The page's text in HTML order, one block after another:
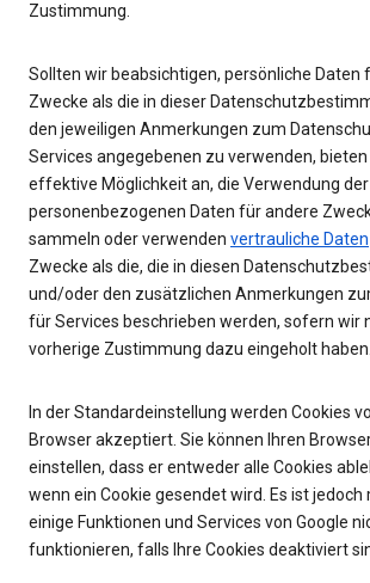
Zustimmung.
Sollten wir beabsichtigen, persönliche Daten
Zwecke als die in dieser
den jeweiligen Anmerkungen zum
Services angegebenen zu verwenden,
effektive Möglichkeit an, die Verwendung der
personenbezogenen Daten für andere
sammeln oder verwenden vertrauliche Daten
Zwecke als die, die in diesen
und/oder den zusätzlichen Anmerkungen
für Services beschrieben werden, sofern wir
vorherige Zustimmung dazu eingeholt haben.
In der Standardeinstellung werden Cookies
Browser akzeptiert. Sie können Ihren
einstellen, dass er entweder alle Cookies
wenn ein Cookie gesendet wird. Es ist jedoch
einige Funktionen und Services von Google
funktionieren, falls Ihre Cookies deaktiviert